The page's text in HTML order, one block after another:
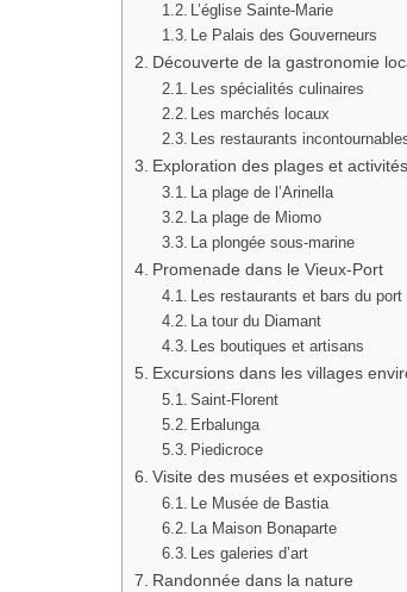
L’église Sainte-Marie
Le Palais des Gouverneurs
Découverte de la gastronomie
Les spécialités culinaires
Les marchés locaux
Les restaurants
Exploration des plages et
La plage de l’Arinella
La plage de Miomo
La plongée sous-marine
Promenade dans le Vieux-Port
Les restaurants et bars du port
La tour du Diamant
Les boutiques et artisans
Excursions dans les villages
Saint-Florent
Erbalunga
Piedicroce
Visite des musées et expositions
Le Musée de Bastia
La Maison Bonaparte
Les galeries d’art
Randonnée dans la nature